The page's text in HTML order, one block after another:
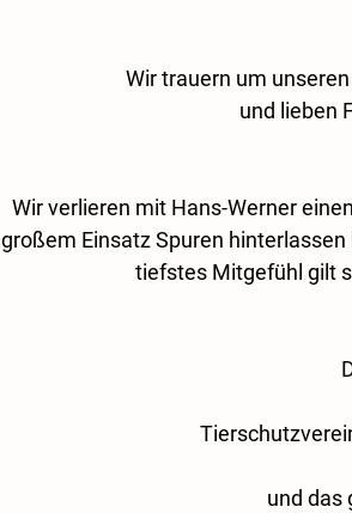
Wir trauern um
und lieben
Wir verlieren mit Hans-Werner
großem Einsatz Spuren
tiefstes Mitgefühl gilt
und das